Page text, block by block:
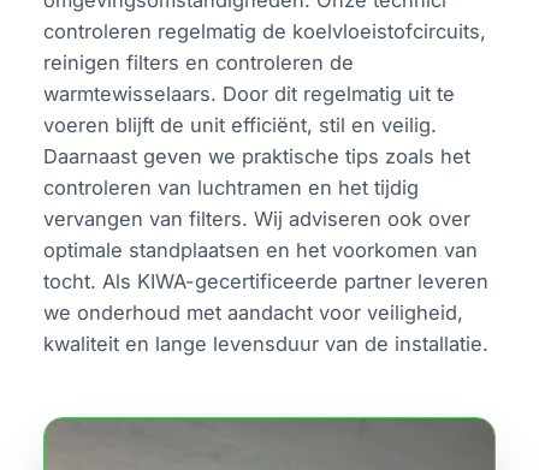
controleren regelmatig de koelvloeistofcircuits,
reinigen filters en controleren de
warmtewisselaars. Door dit regelmatig uit te
voeren blijft de unit efficiënt, stil en veilig.
Daarnaast geven we praktische tips zoals het
controleren van luchtramen en het tijdig
vervangen van filters. Wij adviseren ook over
optimale standplaatsen en het voorkomen van
tocht. Als KIWA-gecertificeerde partner leveren
we onderhoud met aandacht voor veiligheid,
kwaliteit en lange levensduur van de installatie.